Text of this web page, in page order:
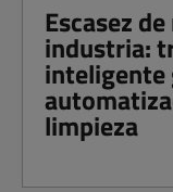
Escasez
industria:
inteligente
limpieza